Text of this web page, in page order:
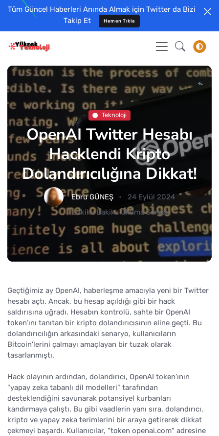
Tüm Güncel Haberleri Anında Almak için Twitter da Bizi
Takip Et
Hemen Tıkla
Teknoloji
OpenAI Twitter Hesabı
Hacklendi Kripto
Dolandırıcılığına Dikkat!
Ebru GÜNEŞ
24 Eylül 2024
3 Dakika Dakika Okuma Süresi
Geçtiğimiz ay OpenAI, haberleşme amacıyla yeni bir Twitter
hesabı açtı. Ancak, bu hesap açıldığı gibi bir hack
saldırısına uğradı. Hesabın kontrolü, sahte bir OpenAI
token’ını tanıtan bir kripto dolandırıcısının eline geçti. Bu
dolandırıcılığın arkasındaki senaryo, kullanıcıların
Bitcoin’lerini çalmayı amaçlayan bir tuzak olarak
tasarlanmıştı.
Hack olayının ardından, dolandırıcı, OpenAI token’ının
"yapay zeka tabanlı dil modelleri" tarafından
desteklendiğini savunarak potansiyel kurbanları
kandırmaya çalıştı. Bu gibi vaadlerin yanı sıra, dolandırıcı,
kripto ve yapay zeka terimlerini bir araya getirerek dikkat
çekmeyi başardı. Kullanıcılar, "token openai.com" adresine